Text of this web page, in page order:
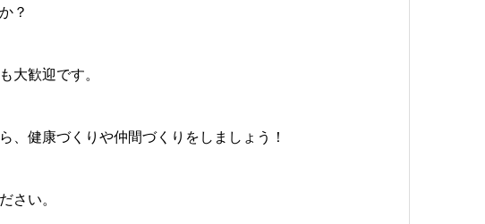
？
大歓迎です。
、健康づくりや仲間づくりをしましょう！
さい。